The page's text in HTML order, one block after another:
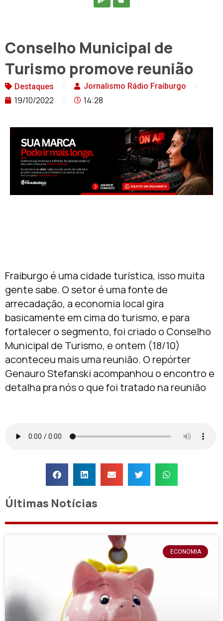
Conselho Municipal de
Turismo promove reunião
Destaques Jornalismo Rádio Fraiburgo
19/10/2022 14:28
Fraiburgo é uma cidade turística, isso muita
gente sabe. O setor é uma fonte de
arrecadação, a economia local gira
basicamente em cima do turismo, e para
fortalecer o segmento, foi criado o Conselho
Municipal de Turismo, e ontem (18/10)
aconteceu mais uma reunião. O repórter
Genauro Stefanski acompanhou o encontro e
detalha pra nós o que foi tratado na reunião
Últimas Notícias
ECONOMIA